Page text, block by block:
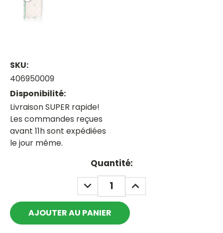
SKU:
406950009
Disponibilité:
Livraison SUPER rapide!
Les commandes reçues
avant 11h sont expédiées
le jour même.
Quantité:
DECREASE
QUANTITY:
INCREASE
QUANTITY: